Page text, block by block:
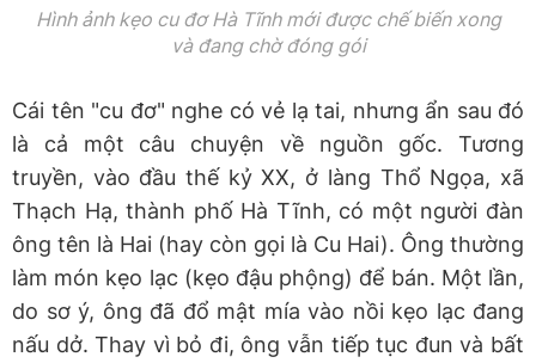
Hình ảnh kẹo cu đơ Hà Tĩnh mới được chế biến xong
và đang chờ đóng gói
Cái tên "cu đơ" nghe có vẻ lạ tai, nhưng ẩn sau đó
là cả một câu chuyện về nguồn gốc. Tương
truyền, vào đầu thế kỷ XX, ở làng Thổ Ngọa, xã
Thạch Hạ, thành phố Hà Tĩnh, có một người đàn
ông tên là Hai (hay còn gọi là Cu Hai). Ông thường
làm món kẹo lạc (kẹo đậu phộng) để bán. Một lần,
do sơ ý, ông đã đổ mật mía vào nồi kẹo lạc đang
nấu dở. Thay vì bỏ đi, ông vẫn tiếp tục đun và bất